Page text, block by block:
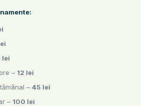
lei
– 12 lei
– 45 lei
– 100 lei